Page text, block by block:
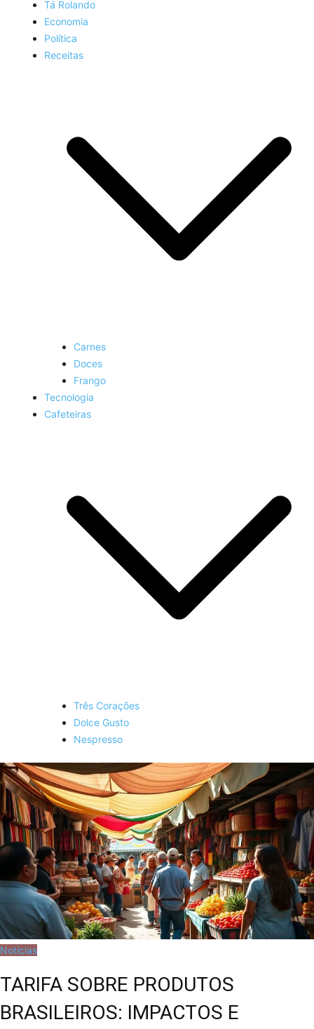
Tá Rolando
Economia
Política
Receitas
Carnes
Doces
Frango
Tecnologia
Cafeteiras
Três Corações
Dolce Gusto
Nespresso
Notícias
TARIFA SOBRE PRODUTOS
BRASILEIROS: IMPACTOS E